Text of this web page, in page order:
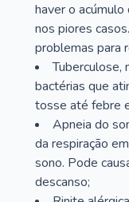
haver o
nos piores
problemas para
Tuberculose,
bactérias que
tosse até febre
Apneia do
da respiração
sono. Pode
descanso;